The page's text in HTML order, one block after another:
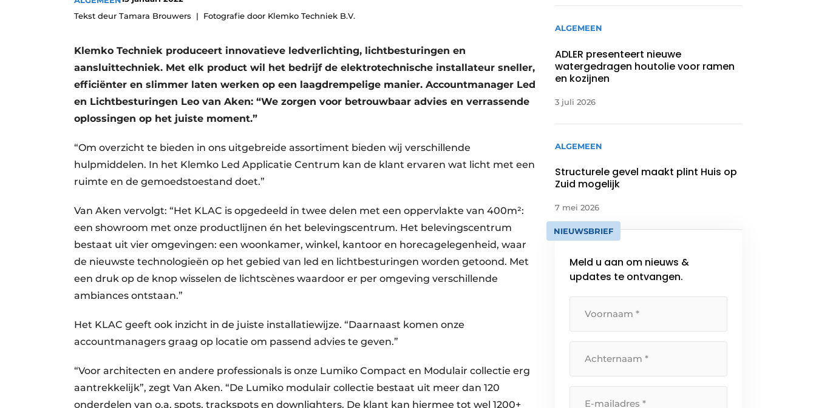
Tekst deur Tamara Brouwers
Fotografie door Klemko Techniek B.V.
Klemko Techniek produceert innovatieve ledverlichting, lichtbesturingen en
aansluittechniek. Met elk product wil het bedrijf de elektrotechnische installateur sneller,
efficiënter en slimmer laten werken op een laagdrempelige manier. Accountmanager Led
en Lichtbesturingen Leo van Aken: “We zorgen voor betrouwbaar advies en verrassende
oplossingen op het juiste moment.”
“Om overzicht te bieden in ons uitgebreide assortiment bieden wij verschillende
hulpmiddelen. In het Klemko Led Applicatie Centrum kan de klant ervaren wat licht met een
ruimte en de gemoedstoestand doet.”
Van Aken vervolgt: “Het KLAC is opgedeeld in twee delen met een oppervlakte van 400m²:
een showroom met onze productlijnen én het belevingscentrum. Het belevingscentrum
bestaat uit vier omgevingen: een woonkamer, winkel, kantoor en horecagelegenheid, waar
de nieuwste technologieën op het gebied van led en lichtbesturingen worden getoond. Met
een druk op de knop wisselen de lichtscènes waardoor er per omgeving verschillende
ambiances ontstaan.”
Het KLAC geeft ook inzicht in de juiste installatiewijze. “Daarnaast komen onze
accountmanagers graag op locatie om passend advies te geven.”
“Voor architecten en andere professionals is onze Lumiko Compact en Modulair collectie erg
aantrekkelijk”, zegt Van Aken. “De Lumiko modulair collectie bestaat uit meer dan 120
onderdelen van o.a. spots, trackspots en downlighters. De klant kan hiermee tot wel 1200+
ALGEMEEN
ADLER presenteert nieuwe
watergedragen houtolie voor ramen
en kozijnen
3 juli 2026
ALGEMEEN
Structurele gevel maakt plint Huis op
Zuid mogelijk
7 mei 2026
NIEUWSBRIEF
Meld u aan om nieuws &
updates te ontvangen.